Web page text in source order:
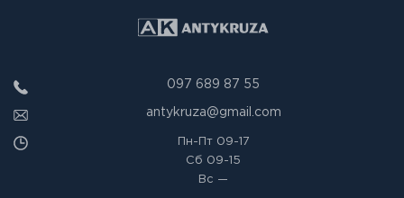
097 689 87 55
antykruza@gmail.com
Пн-Пт09-17
Сб 09-15
Вс —